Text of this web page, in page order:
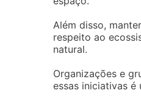
Além disso,
respeito ao
natural.
Organizações e
essas iniciativas